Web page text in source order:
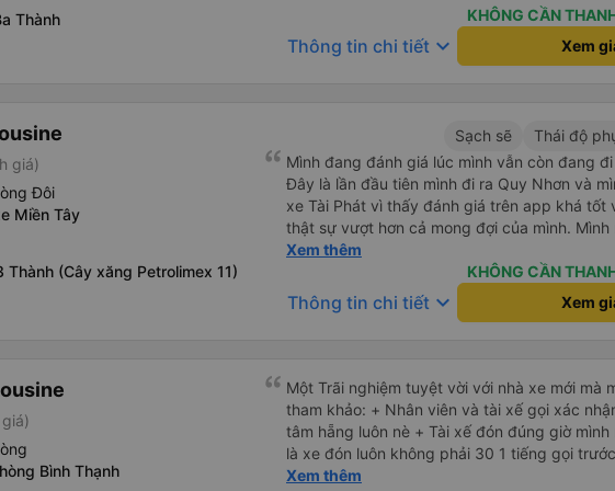
Thành
KHÔNG CẦN
Thông tin chi tiết keyboard_arrow_down Xem
giá)
Đôi
Miền Tây
Thành (Cây xăng Petrolimex 11)
Sạch sẽ Thái độ
Mình đang đánh giá lúc mình vẫn còn đang
Đây là lần đầu tiên mình đi ra Quy Nhơn và
xe Tài Phát vì thấy đánh giá trên app khá tốt
thật sự vượt hơn cả mong đợi của mình. Mình
đôi và vừa đủ cho 2 người. Nhân viên của nhà
siêu nhiệt tình và dễ thương. Trước chuyến
cho bên tổng đài thì anh nhân viên hỗ trợ mình nói
siêu nhẹ nhàng và vui vẻ . Lúc mình lên xe
thuốc say xe, dép, mền, gối và đặc biệt là có
Nchung là phải chấm nhà xe 10 sao mới đủ !!!
Xem thêm
KHÔNG CẦN
Thông tin chi tiết keyboard_arrow_down Xem
Bình Thạnh
Một Trãi nghiệm tuyệt vời với nhà xe mới mà
tham khảo: + Nhân viên và tài xế gọi xác nhận 2 3 lần yên
tâm hẵng luôn nè + Tài xế đón đúng giờ mình
là xe đón luôn không phải 30 1 tiếng gọi trước đợi
mới, xịn, thơm và Đặt biệt là cực kỳ ưng mền
Xem thêm